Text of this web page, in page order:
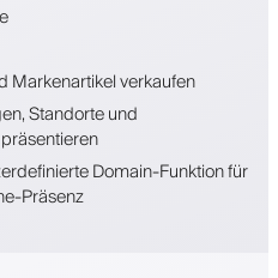
Markenartikel verkaufen
Standorte und
Domain-Funktion für
Präsenz